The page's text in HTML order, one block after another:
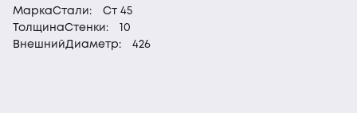
МаркаСтали:
Ст 45
ТолщинаСтенки:
10
ВнешнийДиаметр:
426